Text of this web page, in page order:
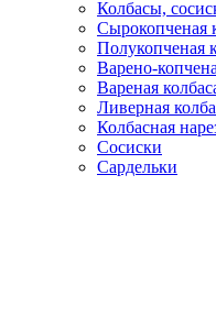
Колбасы,
Сырокопченая
Полукопченая
Варено-
Вареная
Ливерная
Колбасная
Сосиски
Сардельки